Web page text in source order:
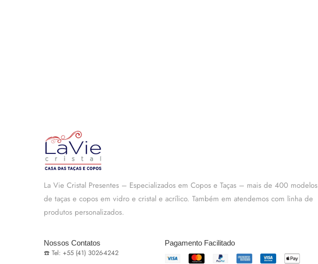
La Vie Cristal Presentes – Especializados em Copos e Taças – mais de 400 modelos
de taças e copos em vidro e cristal e acrílico. Também em atendemos com linha de
produtos personalizados.
Nossos Contatos
☎️ Tel: +55 (41) 3026-4242
Pagamento Facilitado